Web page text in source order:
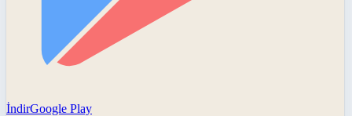
İndirGoogle Play